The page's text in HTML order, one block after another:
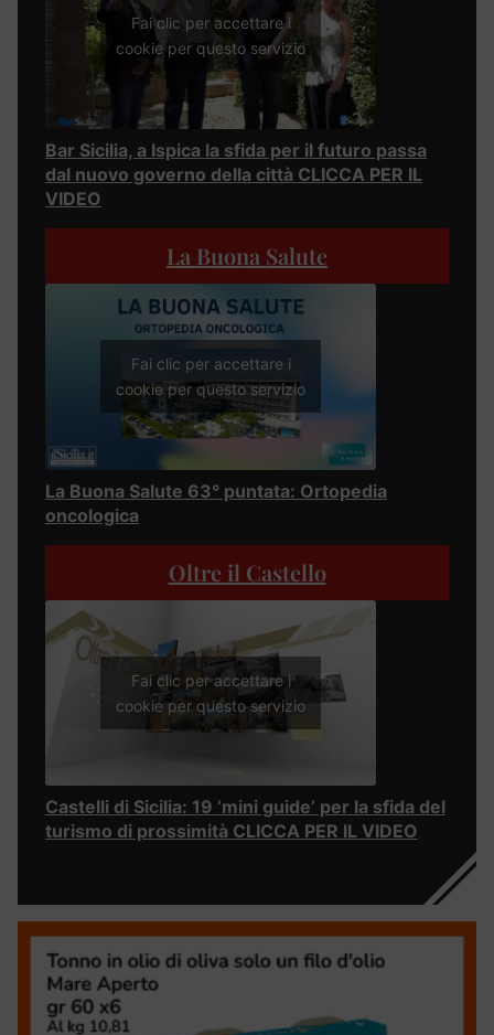
Fai clic per accettare i
cookie per questo servizio
Bar Sicilia, a Ispica la sfida per il futuro passa
dal nuovo governo della città CLICCA PER IL
VIDEO
La Buona Salute
Fai clic per accettare i
cookie per questo servizio
La Buona Salute 63° puntata: Ortopedia
oncologica
Oltre il Castello
Fai clic per accettare i
cookie per questo servizio
Castelli di Sicilia: 19 ‘mini guide’ per la sfida del
turismo di prossimità CLICCA PER IL VIDEO